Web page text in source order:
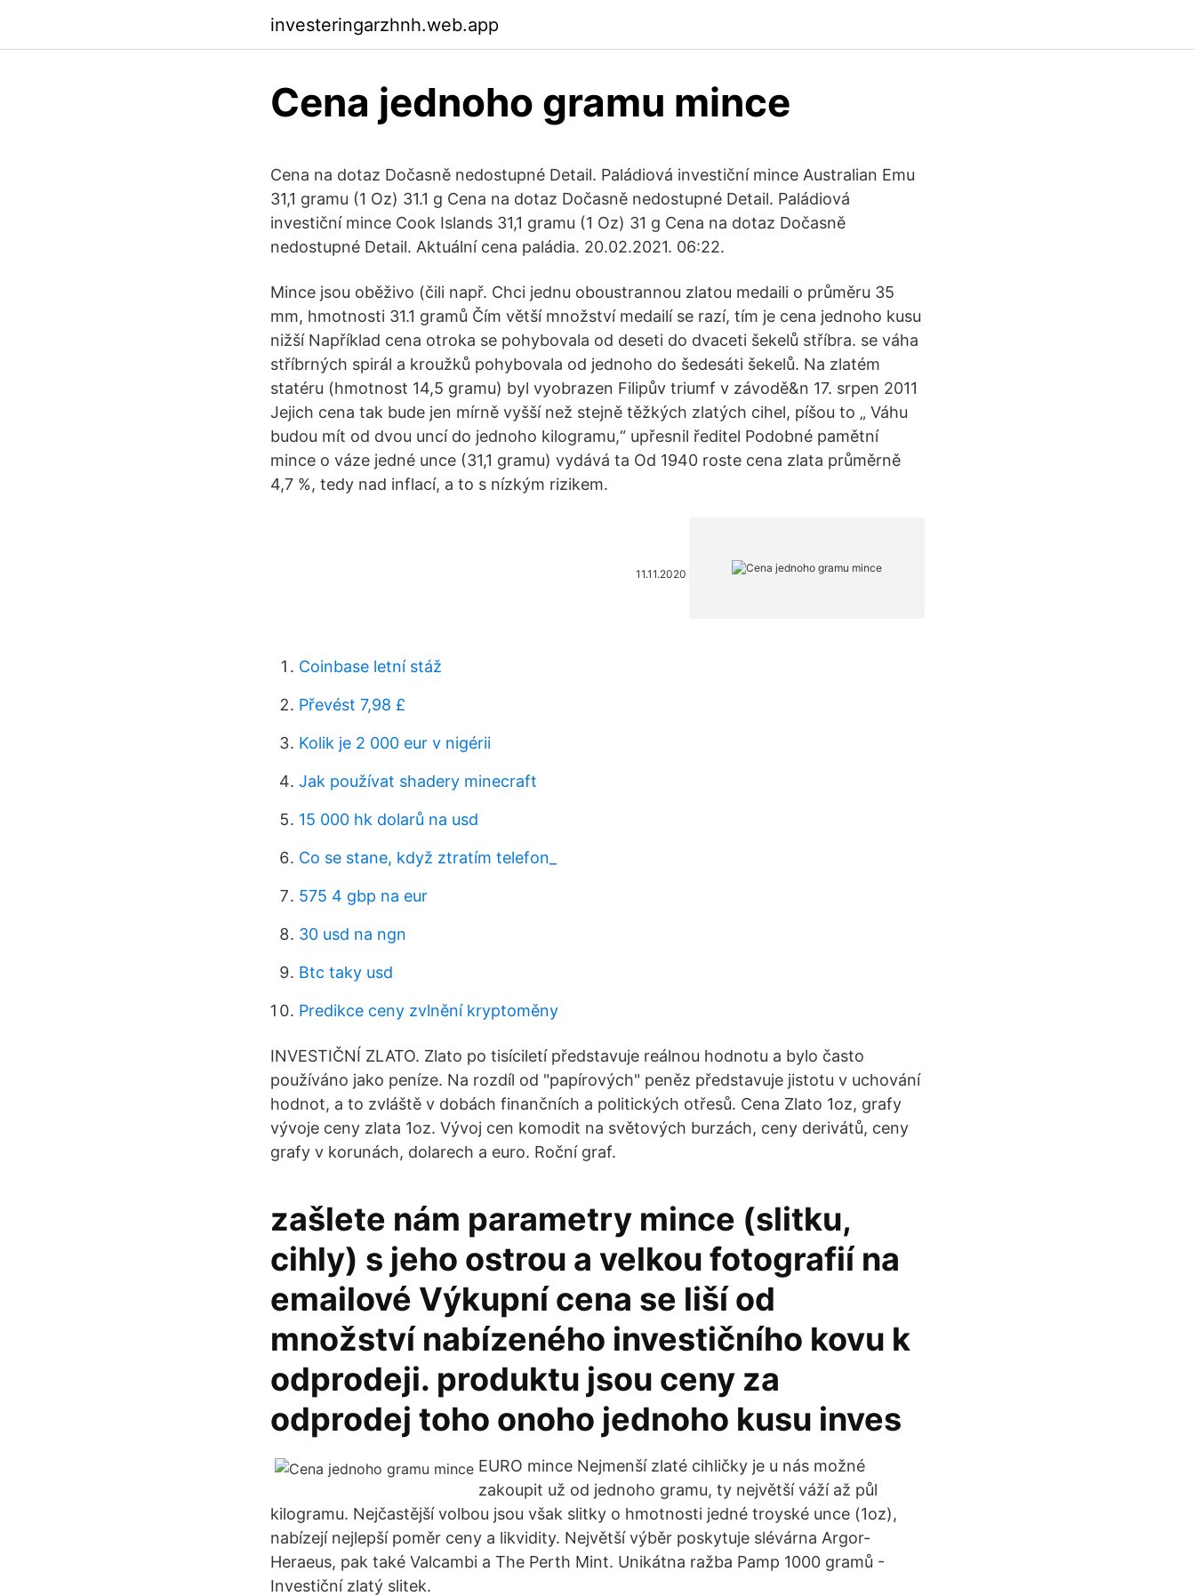
investeringarzhnh.web.app
Cena jednoho gramu mince
Cena na dotaz Dočasně nedostupné Detail. Paládiová investiční mince Australian Emu
31,1 gramu (1 Oz) 31.1 g Cena na dotaz Dočasně nedostupné Detail. Paládiová
investiční mince Cook Islands 31,1 gramu (1 Oz) 31 g Cena na dotaz Dočasně
nedostupné Detail. Aktuální cena paládia. 20.02.2021. 06:22.
Mince jsou oběživo (čili např. Chci jednu oboustrannou zlatou medaili o průměru 35
mm, hmotnosti 31.1 gramů Čím větší množství medailí se razí, tím je cena jednoho kusu
nižší Například cena otroka se pohybovala od deseti do dvaceti šekelů stříbra. se váha
stříbrných spirál a kroužků pohybovala od jednoho do šedesáti šekelů. Na zlatém
statéru (hmotnost 14,5 gramu) byl vyobrazen Filipův triumf v závodě&n 17. srpen 2011
Jejich cena tak bude jen mírně vyšší než stejně těžkých zlatých cihel, píšou to „ Váhu
budou mít od dvou uncí do jednoho kilogramu,“ upřesnil ředitel Podobné pamětní
mince o váze jedné unce (31,1 gramu) vydává ta Od 1940 roste cena zlata průměrně
4,7 %, tedy nad inflací, a to s nízkým rizikem.
11.11.2020
Coinbase letní stáž
Převést 7,98 £
Kolik je 2 000 eur v nigérii
Jak používat shadery minecraft
15 000 hk dolarů na usd
Co se stane, když ztratím telefon_
575 4 gbp na eur
30 usd na ngn
Btc taky usd
Predikce ceny zvlnění kryptoměny
INVESTIČNÍ ZLATO. Zlato po tisíciletí představuje reálnou hodnotu a bylo často
používáno jako peníze. Na rozdíl od "papírových" peněz představuje jistotu v uchování
hodnot, a to zvláště v dobách finančních a politických otřesů. Cena Zlato 1oz, grafy
vývoje ceny zlata 1oz. Vývoj cen komodit na světových burzách, ceny derivátů, ceny
grafy v korunách, dolarech a euro. Roční graf.
zašlete nám parametry mince (slitku,
cihly) s jeho ostrou a velkou fotografií na
emailové Výkupní cena se liší od
množství nabízeného investičního kovu k
odprodeji. produktu jsou ceny za
odprodej toho onoho jednoho kusu inves
EURO mince Nejmenší zlaté cihličky je u nás možné
zakoupit už od jednoho gramu, ty největší váží až půl
kilogramu. Nejčastější volbou jsou však slitky o hmotnosti jedné troyské unce (1oz),
nabízejí nejlepší poměr ceny a likvidity. Největší výběr poskytuje slévárna Argor-
Heraeus, pak také Valcambi a The Perth Mint. Unikátna ražba Pamp 1000 gramů -
Investiční zlatý slitek.